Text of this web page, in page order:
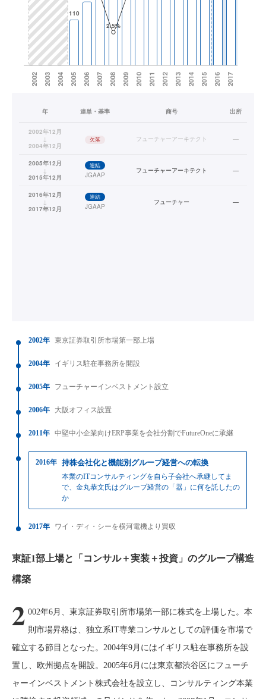
年 連単・基準 商号 出所
2002年12月
↓
2004年12月
欠落 フューチャーアーキテクト —
2005年12月
↓
2015年12月
連結
JGAAP
フューチャーアーキテクト —
2016年12月
↓
2017年12月
連結
JGAAP
フューチャー —
2002年 東京証券取引所市場第一部上場
2004年 イギリス駐在事務所を開設
2005年 フューチャーインベストメント設立
2006年 大阪オフィス設置
2011年 中堅中小企業向けERP事業を会社分割でFutureOneに承継
2016年 持株会社化と機能別グループ経営への転換
本業のITコンサルティングを自ら子会社へ承継してま
で、金丸恭文氏はグループ経営の「器」に何を託したの
か
2017年 ワイ・ディ・シーを横河電機より買収
東証1部上場と「コンサル＋実装＋投資」のグループ構造
構築
2 002年6月、東京証券取引所市場第一部に株式を上場した。本
則市場昇格は、独立系IT専業コンサルとしての評価を市場で
確立する節目となった。2004年9月にはイギリス駐在事務所を設
置し、欧州拠点を開設。2005年6月には東京都渋谷区にフューチ
ャーインベストメント株式会社を設立し、コンサルティング本業